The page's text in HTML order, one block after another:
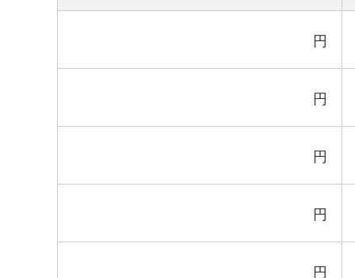
円
円
円
円
円